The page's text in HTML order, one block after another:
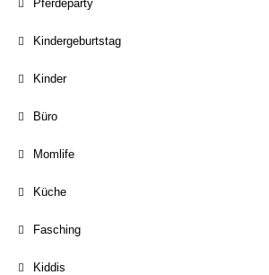
Pferdeparty
Kindergeburtstag
Kinder
Büro
Momlife
Küche
Fasching
Kiddis